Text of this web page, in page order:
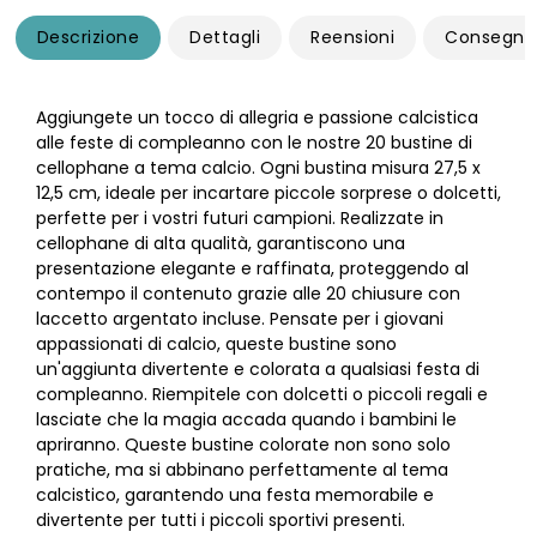
Descrizione Dettagli Reensioni Consegna
Aggiungete un tocco di allegria e passione calcistica
alle feste di compleanno con le nostre 20 bustine di
cellophane a tema calcio. Ogni bustina misura 27,5 x
12,5 cm, ideale per incartare piccole sorprese o dolcetti,
perfette per i vostri futuri campioni. Realizzate in
cellophane di alta qualità, garantiscono una
presentazione elegante e raffinata, proteggendo al
contempo il contenuto grazie alle 20 chiusure con
laccetto argentato incluse. Pensate per i giovani
appassionati di calcio, queste bustine sono
un'aggiunta divertente e colorata a qualsiasi festa di
compleanno. Riempitele con dolcetti o piccoli regali e
lasciate che la magia accada quando i bambini le
apriranno. Queste bustine colorate non sono solo
pratiche, ma si abbinano perfettamente al tema
calcistico, garantendo una festa memorabile e
divertente per tutti i piccoli sportivi presenti.